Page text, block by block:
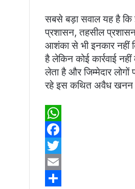
सबसे बड़ा सवाल यह है कि
प्रशासन, तहसील
आशंका से भी इनकार नहीं
है लेकिन कोई कार्रवाई
लेता है और जिम्मेदार
रहे इस कथित अवैध खनन
W
h
a
F
a
c
T
w
E